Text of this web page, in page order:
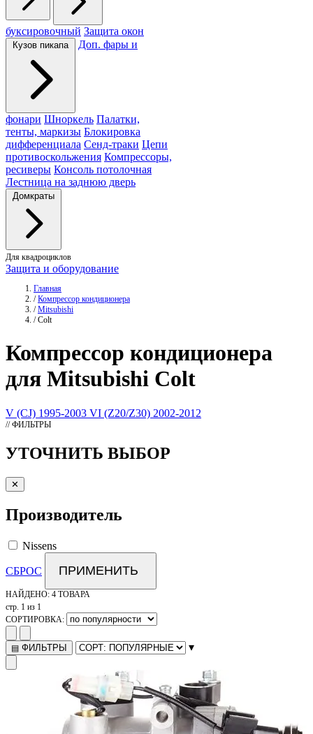
буксировочный Защита окон
Кузов пикапа Доп. фары и
фонари Шноркель Палатки,
тенты, маркизы Блокировка
дифференциала Сенд-траки Цепи
противоскольжения Компрессоры,
ресиверы Консоль потолочная
Лестница на заднюю дверь
Домкраты
Для квадроциклов
Защита и оборудование
Главная
/ Компрессор кондиционера
/ Mitsubishi
/ Colt
Компрессор кондиционера
для Mitsubishi Colt
V (CJ) 1995-2003 VI (Z20/Z30) 2002-2012
// ФИЛЬТРЫ
УТОЧНИТЬ ВЫБОР
✕
Производитель
Nissens
СБРОС ПРИМЕНИТЬ
НАЙДЕНО: 4 ТОВАРА
стр. 1 из 1
СОРТИРОВКА:
▤ ФИЛЬТРЫ ▾